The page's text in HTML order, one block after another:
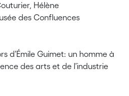
Hélène
des Confluences
d’Émile Guimet: un homme à
des arts et de l’industrie